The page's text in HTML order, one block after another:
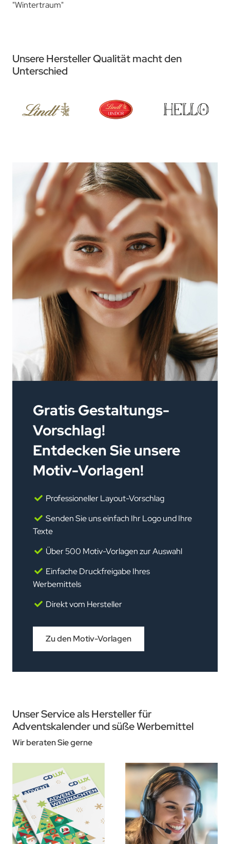
"Wintertraum"
Unsere Hersteller Qualität macht den
Unterschied
Gratis Gestaltungs-
Vorschlag!
Entdecken Sie unsere
Motiv-Vorlagen!
Professioneller Layout-Vorschlag
Senden Sie uns einfach Ihr Logo und Ihre
Texte
Über 500 Motiv-Vorlagen zur Auswahl
Einfache Druckfreigabe Ihres
Werbemittels
Direkt vom Hersteller
Zu den Motiv-Vorlagen
Unser Service als Hersteller für
Adventskalender und süße Werbemittel
Wir beraten Sie gerne